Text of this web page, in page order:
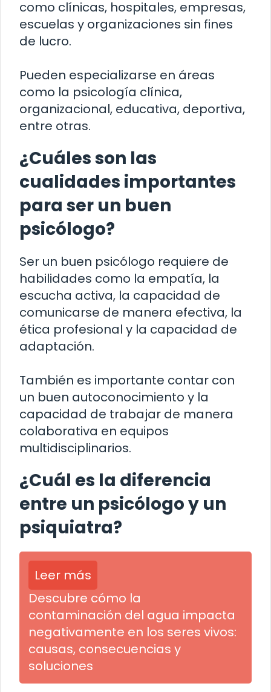
como clínicas, hospitales, empresas,
escuelas y organizaciones sin fines
de lucro.
Pueden especializarse en áreas
como la psicología clínica,
organizacional, educativa, deportiva,
entre otras.
¿Cuáles son las
cualidades importantes
para ser un buen
psicólogo?
Ser un buen psicólogo requiere de
habilidades como la empatía, la
escucha activa, la capacidad de
comunicarse de manera efectiva, la
ética profesional y la capacidad de
adaptación.
También es importante contar con
un buen autoconocimiento y la
capacidad de trabajar de manera
colaborativa en equipos
multidisciplinarios.
¿Cuál es la diferencia
entre un psicólogo y un
psiquiatra?
Leer más
Descubre cómo la
contaminación del agua impacta
negativamente en los seres vivos:
causas, consecuencias y
soluciones